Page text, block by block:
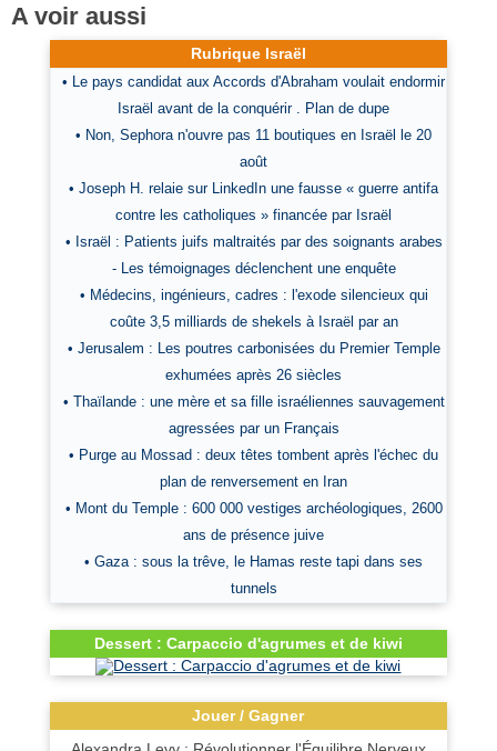
A voir aussi
Rubrique Israël
• Le pays candidat aux Accords d'Abraham voulait endormir
Israël avant de la conquérir . Plan de dupe
• Non, Sephora n'ouvre pas 11 boutiques en Israël le 20
août
• Joseph H. relaie sur LinkedIn une fausse « guerre antifa
contre les catholiques » financée par Israël
• Israël : Patients juifs maltraités par des soignants arabes
- Les témoignages déclenchent une enquête
• Médecins, ingénieurs, cadres : l'exode silencieux qui
coûte 3,5 milliards de shekels à Israël par an
• Jerusalem : Les poutres carbonisées du Premier Temple
exhumées après 26 siècles
• Thaïlande : une mère et sa fille israéliennes sauvagement
agressées par un Français
• Purge au Mossad : deux têtes tombent après l'échec du
plan de renversement en Iran
• Mont du Temple : 600 000 vestiges archéologiques, 2600
ans de présence juive
• Gaza : sous la trêve, le Hamas reste tapi dans ses
tunnels
Dessert : Carpaccio d'agrumes et de kiwi
Jouer / Gagner